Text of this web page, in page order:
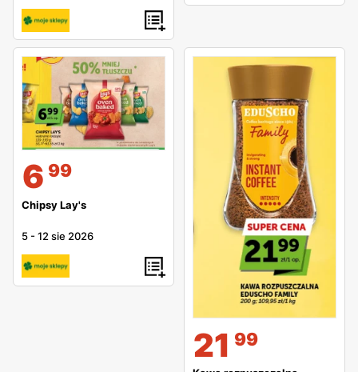
6 99
Chipsy Lay's
5 -12 sie 2026
21 99